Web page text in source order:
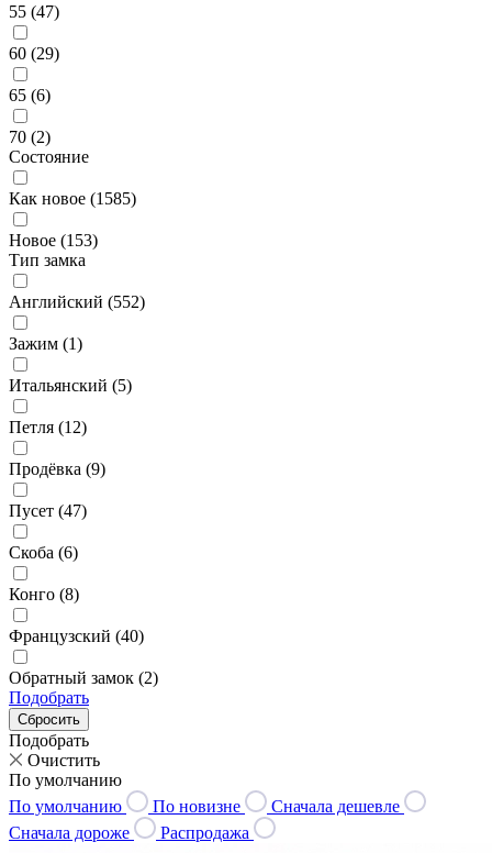
55 (47)
60 (29)
65 (6)
70 (2)
Состояние
Как новое (1585)
Новое (153)
Тип замка
Английский (552)
Зажим (1)
Итальянский (5)
Петля (12)
Продёвка (9)
Пусет (47)
Скоба (6)
Конго (8)
Французский (40)
Обратный замок (2)
Подобрать
Подобрать
Очистить
По умолчанию
По умолчанию
По новизне
Сначала дешевле
Сначала дороже
Распродажа